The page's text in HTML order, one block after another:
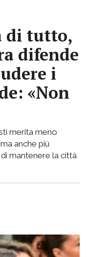
di tutto,
difende
i
«Non
merita meno
anche più
mantenere la città